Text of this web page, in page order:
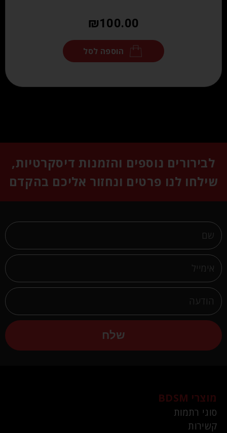
₪100.00
הוספה לסל
לבירורים נוספים והזמנות דיסקרטיות,
שילחו לנו פרטים ונחזור אליכם בהקדם
שלח
מוצרי BDSM
סוגי רתמות
קשירות